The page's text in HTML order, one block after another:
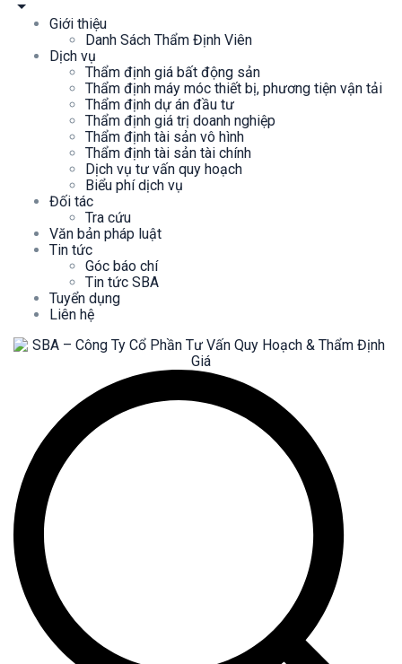
Giới thiệu
Danh Sách Thẩm Định Viên
Dịch vụ
Thẩm định giá bất động sản
Thẩm định máy móc thiết bị, phương tiện vận tải
Thẩm định dự án đầu tư
Thẩm định giá trị doanh nghiệp
Thẩm định tài sản vô hình
Thẩm định tài sản tài chính
Dịch vụ tư vấn quy hoạch
Biểu phí dịch vụ
Đối tác
Tra cứu
Văn bản pháp luật
Tin tức
Góc báo chí
Tin tức SBA
Tuyển dụng
Liên hệ